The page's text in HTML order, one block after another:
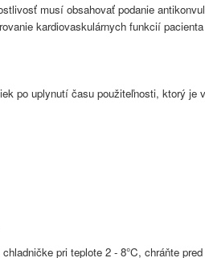
musí obsahovať podanie
kardiovaskulárnych funkcií
po uplynutí času použiteľnosti, ktorý je
pri teplote 2 - 8°C, chráňte